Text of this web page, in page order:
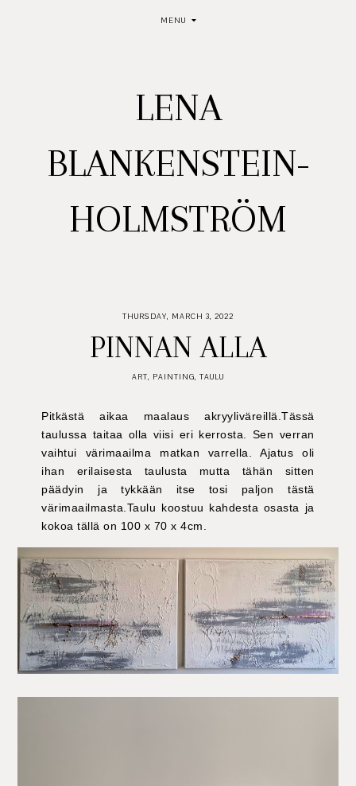
MENU
LENA
BLANKENSTEIN-
HOLMSTRÖM
THURSDAY, MARCH 3, 2022
PINNAN ALLA
ART, PAINTING, TAULU
Pitkästä aikaa maalaus akryyliväreillä.Tässä
taulussa taitaa olla viisi eri kerrosta. Sen verran
vaihtui värimaailma matkan varrella. Ajatus oli
ihan erilaisesta taulusta mutta tähän sitten
päädyin ja tykkään itse tosi paljon tästä
värimaailmasta.Taulu koostuu kahdesta osasta ja
kokoa tällä on 100 x 70 x 4cm.